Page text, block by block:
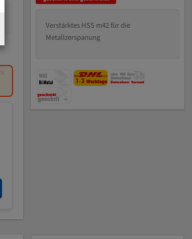
×
Verstärktes HSS m42 für die
Metallzerspanung